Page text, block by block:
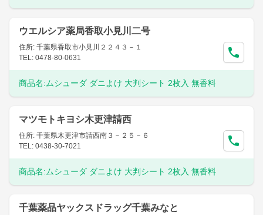
ウエルシア薬局香取小見川二号
住所: 千葉県香取市小見川２２４３－１
TEL: 0478-80-0631
商品名: ムシューダ ダニよけ 大判シート 2枚入 無香料
マツモトキヨシ木更津請西
住所: 千葉県木更津市請西南３－２５－６
TEL: 0438-30-7021
商品名: ムシューダ ダニよけ 大判シート 2枚入 無香料
千葉薬品ヤックスドラッグ千葉みなと